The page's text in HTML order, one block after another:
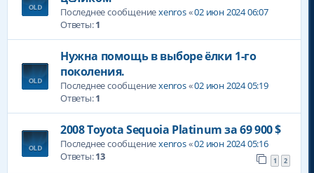
Последнее сообщениеxenros«02 июн 2024 06:07
Ответы:1
Нужна помощь в выборе ёлки 1-го
поколения.
Последнее сообщениеxenros«02 июн 2024 05:19
Ответы:1
2008 Toyota Sequoia Platinum за 69 900 $
Последнее сообщениеxenros«02 июн 2024 05:16
Ответы:13 1 2